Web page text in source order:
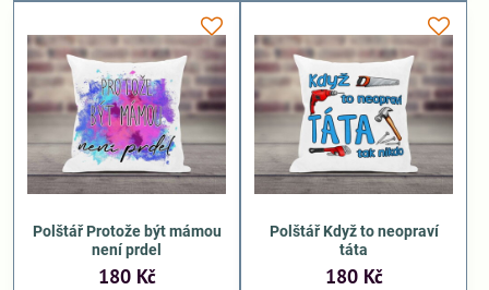
Polštář Protože být mámou
není prdel
180 Kč
Polštář Když to neopraví
táta
180 Kč